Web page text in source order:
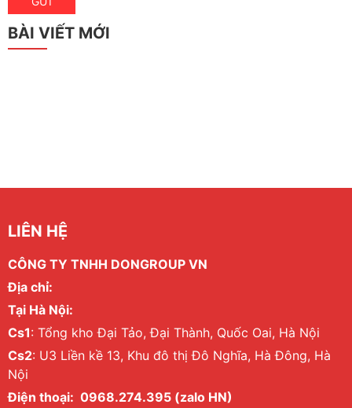
BÀI VIẾT MỚI
LIÊN HỆ
CÔNG TY TNHH DONGROUP VN
Địa chỉ:
Tại Hà Nội:
Cs1: Tổng kho Đại Tảo, Đại Thành, Quốc Oai, Hà Nội
Cs2: U3 Liền kề 13, Khu đô thị Đô Nghĩa, Hà Đông, Hà
Nội
Điện thoại: 0968.274.395 (zalo HN)